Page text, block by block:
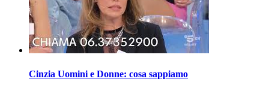
Cinzia Uomini e Donne: cosa sappiamo